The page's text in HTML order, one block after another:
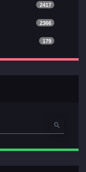
2417
2366
179